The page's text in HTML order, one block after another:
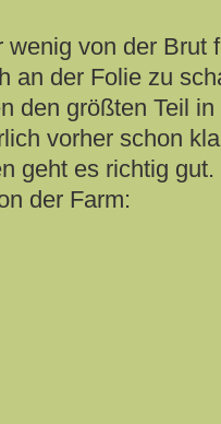
von der Brut
an der Folie zu
den größten Teil
vorher schon
geht es richtig gut.
der Farm: